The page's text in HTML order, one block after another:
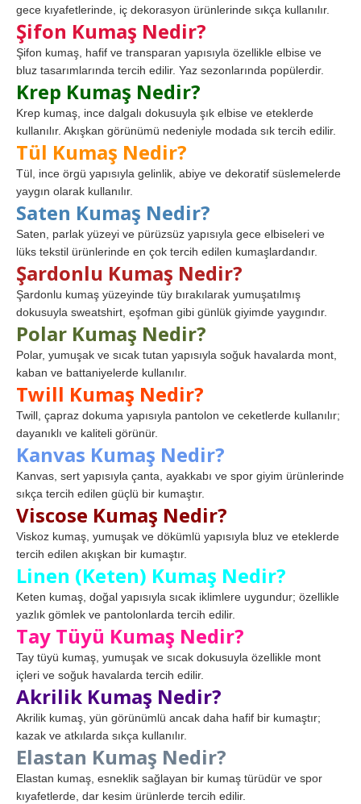
gece kıyafetlerinde, iç dekorasyon ürünlerinde sıkça kullanılır.
Şifon Kumaş Nedir?
Şifon kumaş, hafif ve transparan yapısıyla özellikle elbise ve
bluz tasarımlarında tercih edilir. Yaz sezonlarında popülerdir.
Krep Kumaş Nedir?
Krep kumaş, ince dalgalı dokusuyla şık elbise ve eteklerde
kullanılır. Akışkan görünümü nedeniyle modada sık tercih edilir.
Tül Kumaş Nedir?
Tül, ince örgü yapısıyla gelinlik, abiye ve dekoratif süslemelerde
yaygın olarak kullanılır.
Saten Kumaş Nedir?
Saten, parlak yüzeyi ve pürüzsüz yapısıyla gece elbiseleri ve
lüks tekstil ürünlerinde en çok tercih edilen kumaşlardandır.
Şardonlu Kumaş Nedir?
Şardonlu kumaş yüzeyinde tüy bırakılarak yumuşatılmış
dokusuyla sweatshirt, eşofman gibi günlük giyimde yaygındır.
Polar Kumaş Nedir?
Polar, yumuşak ve sıcak tutan yapısıyla soğuk havalarda mont,
kaban ve battaniyelerde kullanılır.
Twill Kumaş Nedir?
Twill, çapraz dokuma yapısıyla pantolon ve ceketlerde kullanılır;
dayanıklı ve kaliteli görünür.
Kanvas Kumaş Nedir?
Kanvas, sert yapısıyla çanta, ayakkabı ve spor giyim ürünlerinde
sıkça tercih edilen güçlü bir kumaştır.
Viscose Kumaş Nedir?
Viskoz kumaş, yumuşak ve dökümlü yapısıyla bluz ve eteklerde
tercih edilen akışkan bir kumaştır.
Linen (Keten) Kumaş Nedir?
Keten kumaş, doğal yapısıyla sıcak iklimlere uygundur; özellikle
yazlık gömlek ve pantolonlarda tercih edilir.
Tay Tüyü Kumaş Nedir?
Tay tüyü kumaş, yumuşak ve sıcak dokusuyla özellikle mont
içleri ve soğuk havalarda tercih edilir.
Akrilik Kumaş Nedir?
Akrilik kumaş, yün görünümlü ancak daha hafif bir kumaştır;
kazak ve atkılarda sıkça kullanılır.
Elastan Kumaş Nedir?
Elastan kumaş, esneklik sağlayan bir kumaş türüdür ve spor
kıyafetlerde, dar kesim ürünlerde tercih edilir.